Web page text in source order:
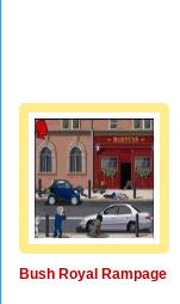
Bush Royal Rampage